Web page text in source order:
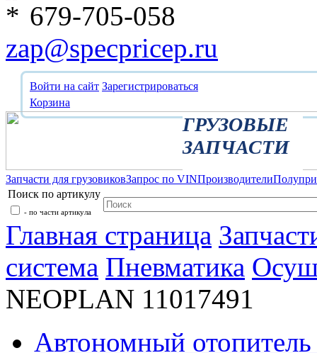
679-705-058
zap@specpricep.ru
Войти на сайт Зарегистрироваться
Корзина
ГРУЗОВЫЕ
ЗАПЧАСТИ
Запчасти для грузовиковЗапрос по VINПроизводители
Поиск по артикулу
- по части артикула
Главная страница
система Пневматика
NEOPLAN 11017491
Автономный отопитель